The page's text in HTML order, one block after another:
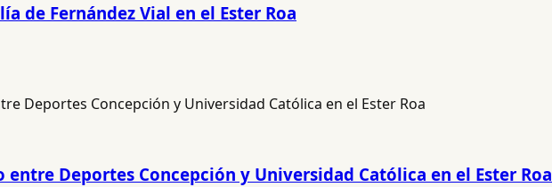
de Fernández Vial en el Ester Roa
Deportes Concepción y Universidad Católica en el Ester Roa